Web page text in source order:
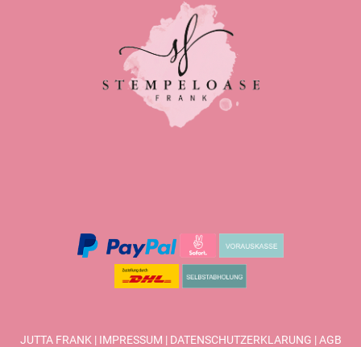
JUTTA FRANK | IMPRESSUM | DATENSCHUTZERKLÄRUNG |AGB